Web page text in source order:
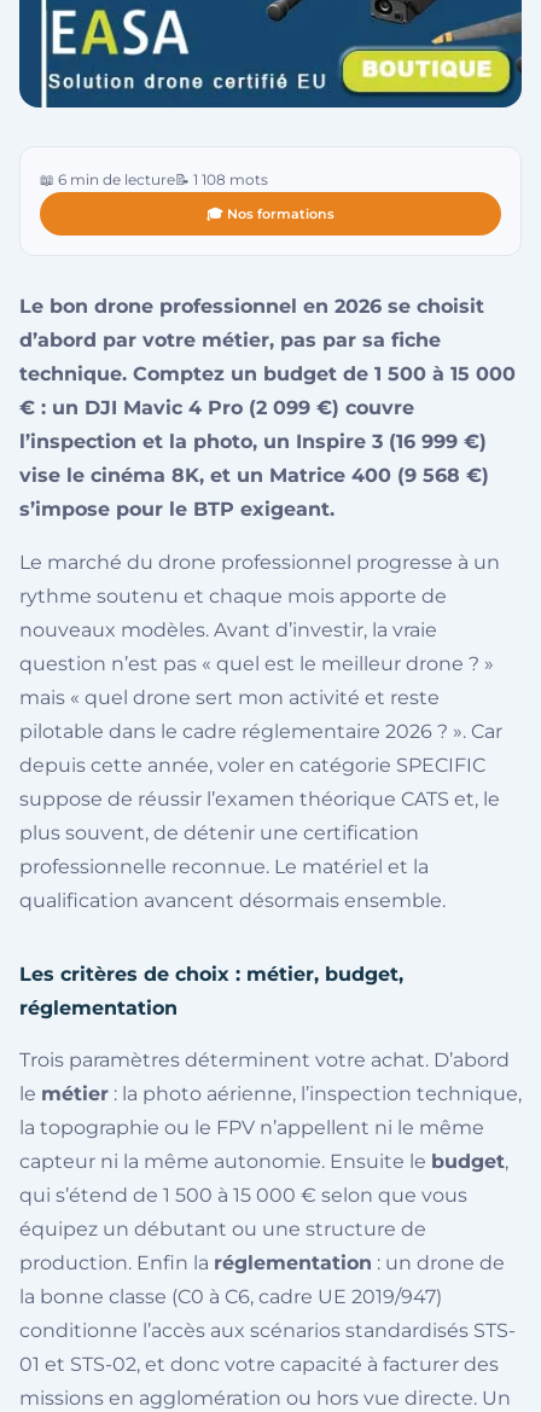
📖 6 min de lecture📝 1 108 mots
🎓 Nos formations
Le bon drone professionnel en 2026 se choisit
d’abord par votre métier, pas par sa fiche
technique. Comptez un budget de 1 500 à 15 000
€ : un DJI Mavic 4 Pro (2 099 €) couvre
l’inspection et la photo, un Inspire 3 (16 999 €)
vise le cinéma 8K, et un Matrice 400 (9 568 €)
s’impose pour le BTP exigeant.
Le marché du drone professionnel progresse à un
rythme soutenu et chaque mois apporte de
nouveaux modèles. Avant d’investir, la vraie
question n’est pas « quel est le meilleur drone ? »
mais « quel drone sert mon activité et reste
pilotable dans le cadre réglementaire 2026 ? ». Car
depuis cette année, voler en catégorie SPECIFIC
suppose de réussir l’examen théorique CATS et, le
plus souvent, de détenir une certification
professionnelle reconnue. Le matériel et la
qualification avancent désormais ensemble.
Les critères de choix : métier, budget,
réglementation
Trois paramètres déterminent votre achat. D’abord
le métier : la photo aérienne, l’inspection technique,
la topographie ou le FPV n’appellent ni le même
capteur ni la même autonomie. Ensuite le budget,
qui s’étend de 1 500 à 15 000 € selon que vous
équipez un débutant ou une structure de
production. Enfin la réglementation : un drone de
la bonne classe (C0 à C6, cadre UE 2019/947)
conditionne l’accès aux scénarios standardisés STS-
01 et STS-02, et donc votre capacité à facturer des
missions en agglomération ou hors vue directe. Un